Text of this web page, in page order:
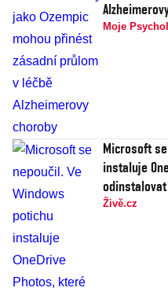
Moje
Microsoft
instaluje
odinstalovat
Živě.cz